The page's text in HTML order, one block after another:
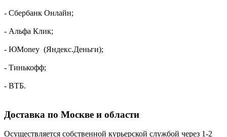
- Сбербанк Онлайн;
- Альфа Клик;
- ЮMoney (Яндекс.Деньги);
- Тинькофф;
- ВТБ.
Доставка по Москве и области
Осуществляется собственной курьерской службой через 1-2